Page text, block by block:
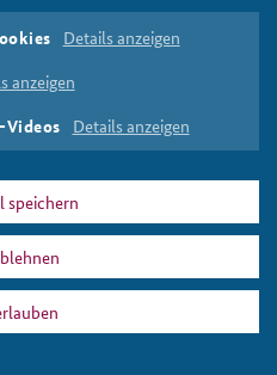
IMPRINT
Details anzeigen
anzeigen
Details anzeigen
speichern